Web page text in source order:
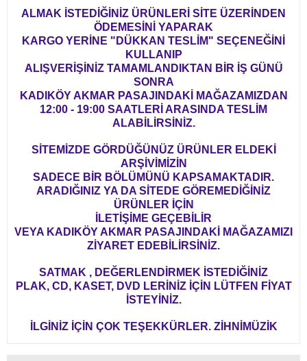
ALMAK İSTEDİĞİNİZ ÜRÜNLERİ SİTE ÜZERİNDEN
ÖDEMESİNİ YAPARAK
KARGO YERİNE "DÜKKAN TESLİM" SEÇENEĞİNİ
KULLANIP
ALIŞVERİŞİNİZ TAMAMLANDIKTAN BİR İŞ GÜNÜ
SONRA
KADIKÖY AKMAR PASAJINDAKİ MAĞAZAMIZDAN
12:00 - 19:00 SAATLERİ ARASINDA TESLİM
ALABİLİRSİNİZ.
SİTEMİZDE GÖRDÜĞÜNÜZ ÜRÜNLER ELDEKİ
ARŞİVİMİZİN
SADECE BİR BÖLÜMÜNÜ KAPSAMAKTADIR.
ARADIĞINIZ YA DA SİTEDE GÖREMEDİĞİNİZ
ÜRÜNLER İÇİN
İLETİŞİME GEÇEBİLİR
VEYA KADIKÖY AKMAR PASAJINDAKİ MAĞAZAMIZI
ZİYARET EDEBİLİRSİNİZ.
SATMAK , DEĞERLENDİRMEK İSTEDİĞİNİZ
PLAK, CD, KASET, DVD LERİNİZ İÇİN LÜTFEN FİYAT
İSTEYİNİZ.
İLGİNİZ İÇİN ÇOK TEŞEKKÜRLER. ZİHNİMÜZİK